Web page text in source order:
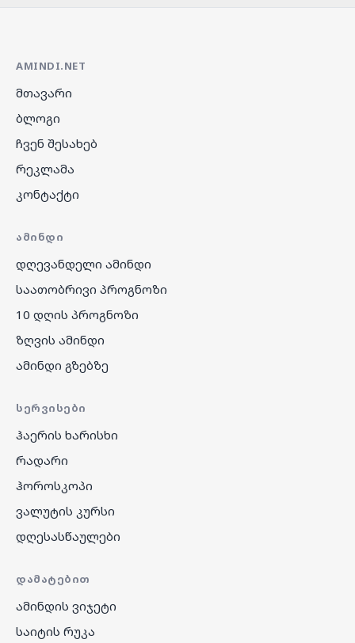
AMINDI.NET
მთავარი
ბლოგი
ჩვენ შესახებ
რეკლამა
კონტაქტი
ᲐᲛᲘᲜᲓᲘ
დღევანდელი ამინდი
საათობრივი პროგნოზი
10 დღის პროგნოზი
ზღვის ამინდი
ამინდი გზებზე
ᲡᲔᲠᲕᲘᲡᲔᲑᲘ
ჰაერის ხარისხი
რადარი
ჰოროსკოპი
ვალუტის კურსი
დღესასწაულები
ᲓᲐᲛᲐᲢᲔᲑᲘᲗ
ამინდის ვიჯეტი
საიტის რუკა